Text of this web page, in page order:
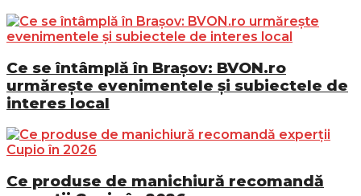
Ce se întâmplă în Brașov: BVON.ro
urmărește evenimentele și subiectele de
interes local
Ce produse de manichiură recomandă